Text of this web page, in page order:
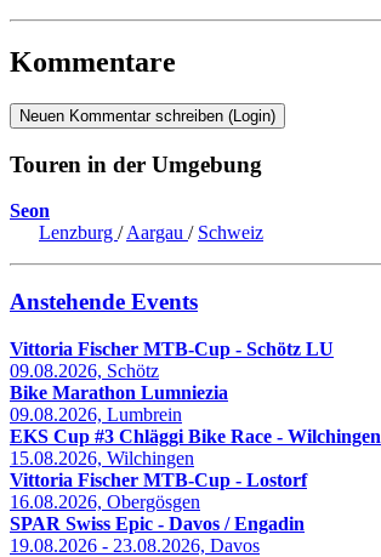
Kommentare
Neuen Kommentar schreiben (Login)
Touren in der Umgebung
Seon
Lenzburg /Aargau / Schweiz
Anstehende Events
Vittoria Fischer MTB-Cup - Schötz LU
09.08.2026, Schötz
Bike Marathon Lumniezia
09.08.2026, Lumbrein
EKS Cup #3 Chläggi Bike Race - Wilchingen
15.08.2026, Wilchingen
Vittoria Fischer MTB-Cup - Lostorf
16.08.2026, Obergösgen
SPAR Swiss Epic - Davos / Engadin
19.08.2026 - 23.08.2026, Davos